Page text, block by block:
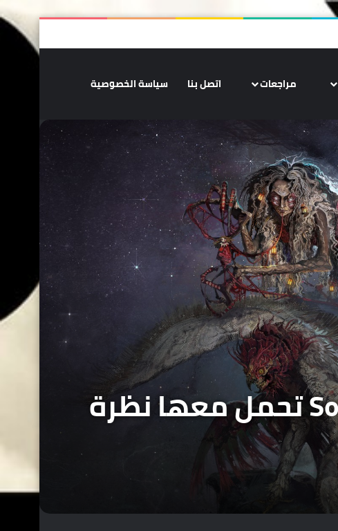
ملخص الموقع RSS
تسجيل
مراجعات اتصل بنا سياسة الخصوصية
صورة فنية جديدة من لعبة South of Midnight تحمل معها نظرة